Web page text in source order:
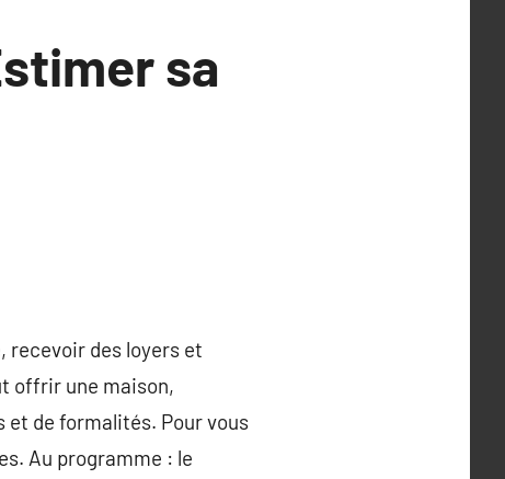
sa
recevoir des loyers et
offrir une maison,
de formalités. Pour vous
Au programme : le